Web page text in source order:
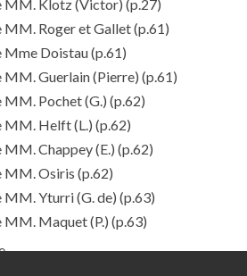
MM. Klotz (Victor) (p.27)
MM. Roger et Gallet(p.61)
Mme Doistau(p.61)
MM. Guerlain (Pierre) (p.61)
Pochet (G.) (p.62)
MM. Helft (L.) (p.62)
Chappey (E.) (p.62)
MM. Osiris (p.62)
MM. Yturri (G. de) (p.63)
MM. Maquet (P.) (p.63)